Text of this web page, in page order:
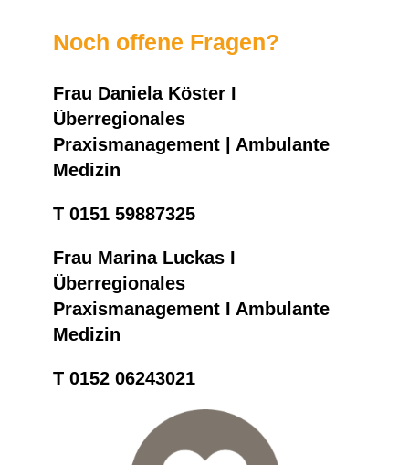
Noch offene Fragen?
Frau Daniela Köster I
Überregionales
Praxismanagement | Ambulante
Medizin
T 0151 59887325
Frau Marina Luckas I
Überregionales
Praxismanagement I Ambulante
Medizin
T 0152 06243021